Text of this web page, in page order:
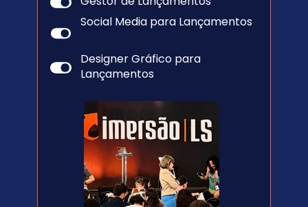
Social Media para Lançamentos
Designer Gráfico para
Lançamentos